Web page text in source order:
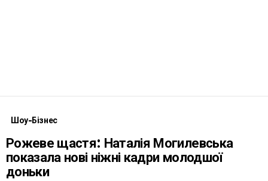
Шоу-Бізнес
Рожеве щастя: Наталія Могилевська
показала нові ніжні кадри молодшої
доньки